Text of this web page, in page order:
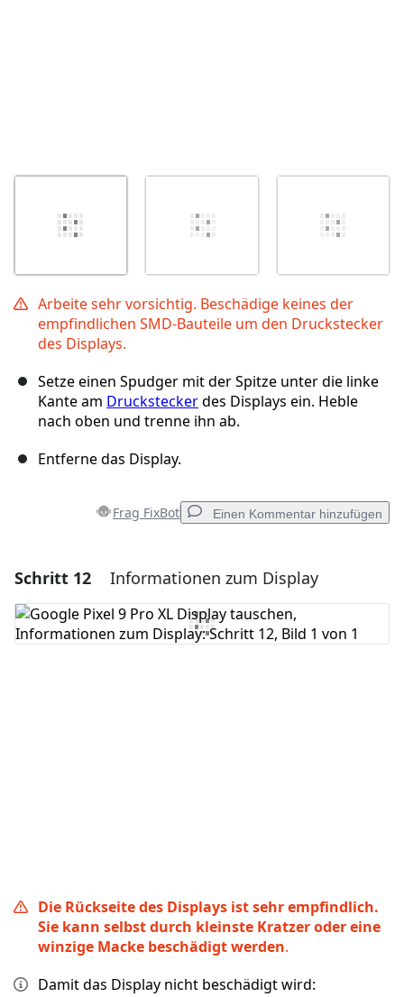
Arbeite sehr vorsichtig. Beschädige keines der
empfindlichen SMD-Bauteile um den Druckstecker
des Displays.
Setze einen Spudger mit der Spitze unter die linke
Kante am Drucksteckerdes Displays ein. Heble
nach oben und trenne ihn ab.
Entferne das Display.
Frag FixBot Einen Kommentar hinzufügen
Einen Kommentar hinzufügen
Kommentar hinzufügen
Schritt 12 Informationen zum Display
Die Rückseite des Displays ist sehr empfindlich.
Sie kann selbst durch kleinste Kratzer oder eine
winzige Macke beschädigt werden.
Damit das Display nicht beschädigt wird: